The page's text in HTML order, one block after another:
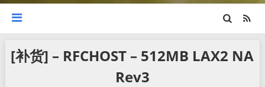
[补货] – RFCHOST – 512MB LAX2 NA
Rev3